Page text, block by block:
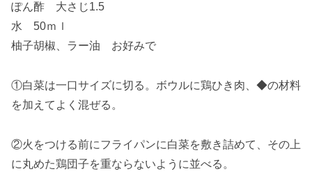
ぽん酢 大さじ1.5
水 50ｍｌ
柚子胡椒、ラー油 お好みで
①白菜は一口サイズに切る。ボウルに鶏ひき肉、◆の材料
を加えてよく混ぜる。
②火をつける前にフライパンに白菜を敷き詰めて、その上
に丸めた鶏団子を重ならないように並べる。